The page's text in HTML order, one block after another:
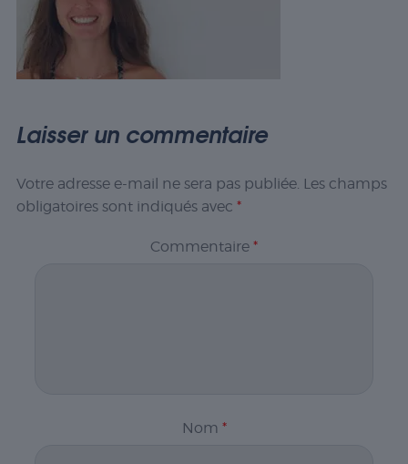
Laisser un commentaire
Votre adresse e-mail ne sera pas publiée. Les champs
obligatoires sont indiqués avec *
Commentaire *
Nom *